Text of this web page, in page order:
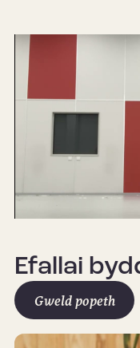
Efallai
Gweld popeth